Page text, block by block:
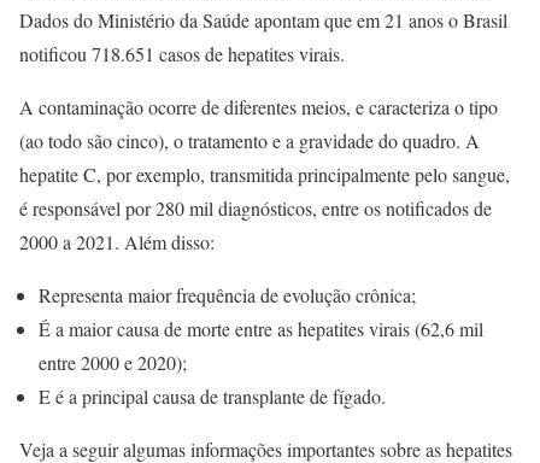
Dados do Ministério da Saúde apontam que em 21 anos o Brasil
notificou 718.651 casos de hepatites virais.
A contaminação ocorre de diferentes meios, e caracteriza o tipo
(ao todo são cinco), o tratamento e a gravidade do quadro. A
hepatite C, por exemplo, transmitida principalmente pelo sangue,
é responsável por 280 mil diagnósticos, entre os notificados de
2000 a 2021. Além disso:
Representa maior frequência de evolução crônica;
É a maior causa de morte entre as hepatites virais (62,6 mil
entre 2000 e 2020);
E é a principal causa de transplante de fígado.
Veja a seguir algumas informações importantes sobre as hepatites